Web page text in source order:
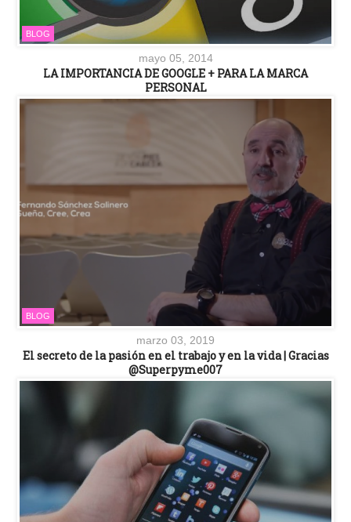
BLOG
mayo 05, 2014
LA IMPORTANCIA DE GOOGLE + PARA LA MARCA
PERSONAL
BLOG
marzo 03, 2019
El secreto de la pasión en el trabajo y en la vida | Gracias
@Superpyme007